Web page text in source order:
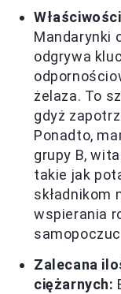
Mandarynki
odgrywa
żelaza. To
gdyż
Ponadto,
grupy B,
takie jak
składnikom
wspierania
Zalecana
ciężarnych: